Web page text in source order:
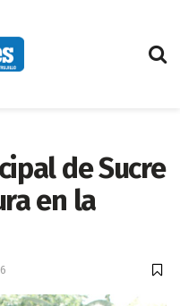
de Sucre
en la